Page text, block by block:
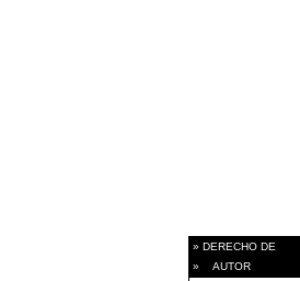
» DERECHO DE
» AUTOR